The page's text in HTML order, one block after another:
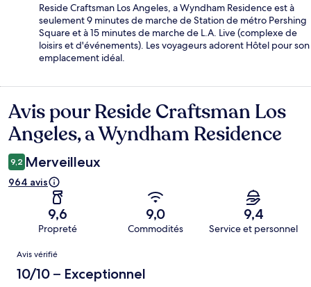
Reside Craftsman Los Angeles, a Wyndham Residence est à
seulement 9 minutes de marche de Station de métro Pershing
Square et à 15 minutes de marche de L.A. Live (complexe de
loisirs et d'événements). Les voyageurs adorent Hôtel pour son
emplacement idéal.
Avis
Avis pour Reside Craftsman Los
Angeles, a Wyndham Residence
9,2 Merveilleux
964 avis
9,6
Propreté
9,0
Commodités
9,4
Service et personnel
Avis
Avis vérifié
10/10 – Exceptionnel